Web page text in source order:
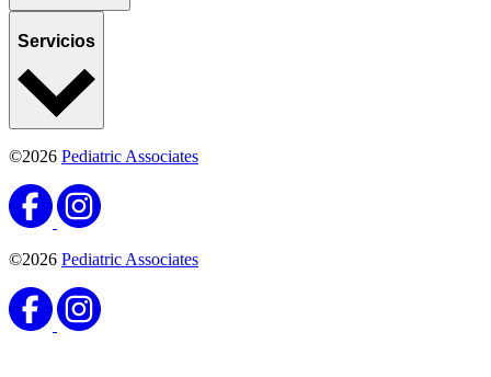
Servicios
©2026 Pediatric Associates
©2026 Pediatric Associates